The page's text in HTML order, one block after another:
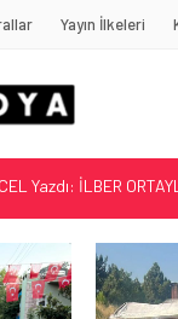
Yayın İlkeleri
MEZARI
Gizli Cenneti Pozantı
Buzdolabı
Mersin ve Adana’da